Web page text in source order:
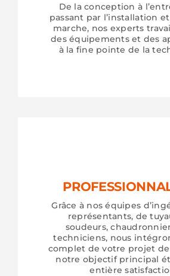
De la conception à
passant par l’installation
marche, nos experts
des équipements et des
à la fine pointe de la
Grâce à nos équipes
représentants, de
soudeurs,
techniciens, nous
complet de votre projet
notre objectif principal
entière